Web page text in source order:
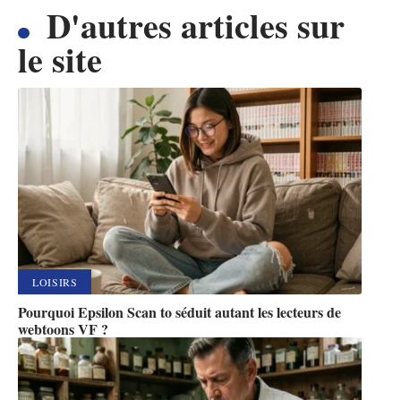
D'autres articles sur
le site
LOISIRS
Pourquoi Epsilon Scan to séduit autant les lecteurs de
webtoons VF ?